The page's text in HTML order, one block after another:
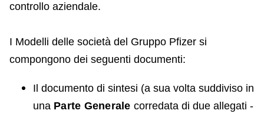
controllo aziendale.
I Modelli delle società del Gruppo Pfizer si
compongono dei seguenti documenti:
Il documento di sintesi (a sua volta suddiviso in
una Parte Generale corredata di due allegati -